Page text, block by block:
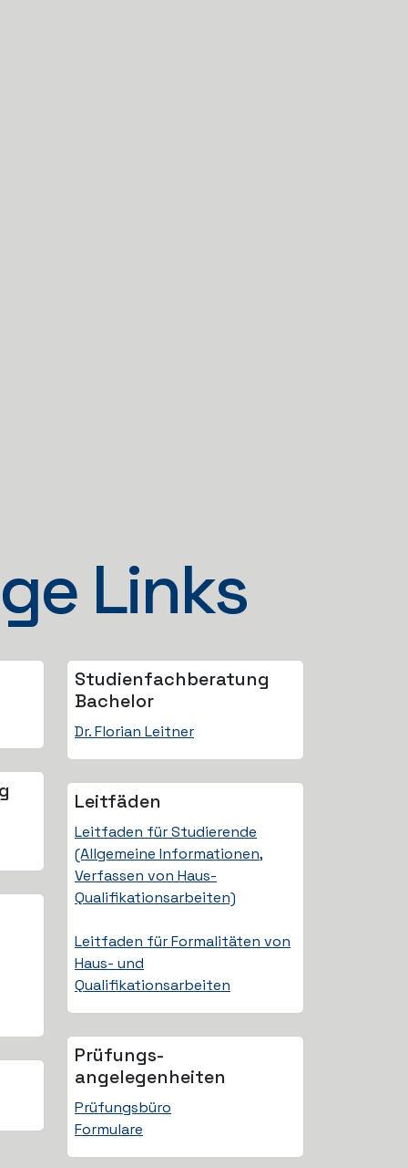
Links
Studienfach­beratung
Bachelor
Dr. Florian Leitner
Leitfäden
Leitfaden für Studierende
(Allgemeine Informationen,
Verfassen von Haus-
Qualifikationsarbeiten)
Leitfaden für Formalitäten von
Haus- und
Qualifikationsarbeiten
Prüfungs­
angelegenheiten
Prüfungsbüro
Formulare